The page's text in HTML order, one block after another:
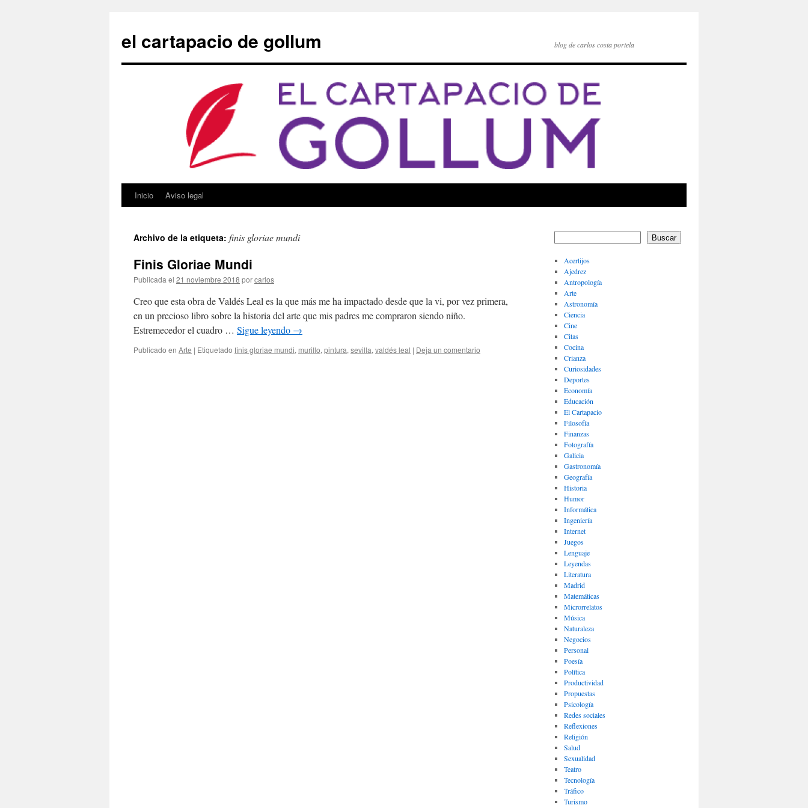
contenido
el cartapacio de gollum blog de carlos costa portela
Inicio Aviso legal
Archivo de la etiqueta: finis gloriae mundi
Finis Gloriae Mundi
Publicada el 21 noviembre 2018 porcarlos
Creo que esta obra de Valdés Leal es la que más me ha impactado desde que la vi, por vez primera,
en un precioso libro sobre la historia del arte que mis padres me compraron siendo niño.
Estremecedor el cuadro … Sigue leyendo →
Publicado en Arte | Etiquetado finis gloriae mundi, murillo, pintura, sevilla, valdés leal | Deja un comentario
Buscar
Acertijos
Ajedrez
Antropología
Arte
Astronomía
Ciencia
Cine
Citas
Cocina
Crianza
Curiosidades
Deportes
Economía
Educación
El Cartapacio
Filosofía
Finanzas
Fotografía
Galicia
Gastronomía
Geografía
Historia
Humor
Informática
Ingeniería
Internet
Juegos
Lenguaje
Leyendas
Literatura
Madrid
Matemáticas
Microrrelatos
Música
Naturaleza
Negocios
Personal
Poesía
Política
Productividad
Propuestas
Psicología
Redes sociales
Reflexiones
Religión
Salud
Sexualidad
Teatro
Tecnología
Tráfico
Turismo